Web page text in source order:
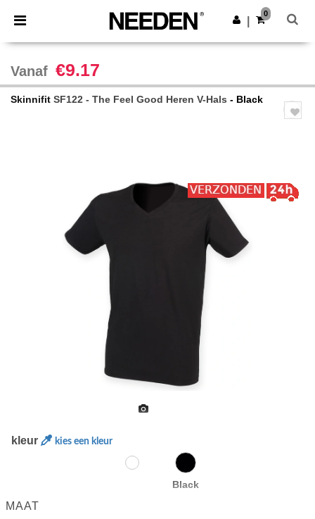
× Needen-app
Betere prijzen in de app!
Download app
0
Vanaf €9.17
Skinnifit SF122 - The Feel Good Heren V-Hals - Black
kleur kies een kleur
Black
MAAT